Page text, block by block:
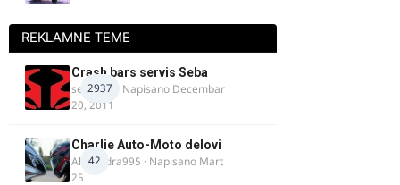
REKLAMNE TEME
2937
Crash bars servis Seba
seba011 · Napisano Decembar
20, 2011
42
Charlie Auto-Moto delovi
Alexandra995 · Napisano Mart
25